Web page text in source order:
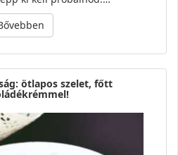
ötlapos szelet, főtt